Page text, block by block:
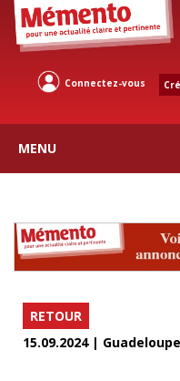
Connectez-vous
MENU
RETOUR
15.09.2024 | Guadeloupe